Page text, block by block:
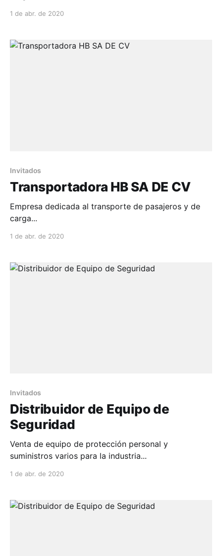
1 de abr. de 2020
Invitados
Transportadora HB SA DE CV
Empresa dedicada al transporte de pasajeros y de
carga...
1 de abr. de 2020
Invitados
Distribuidor de Equipo de
Seguridad
Venta de equipo de protección personal y
suministros varios para la industria...
1 de abr. de 2020